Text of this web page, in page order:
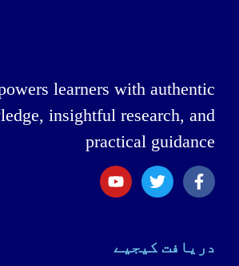
learners with authentic
insightful research, and
practical guidance
دریافت کیجیے